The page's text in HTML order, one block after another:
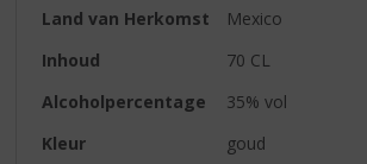
Land van Herkomst
Mexico
Inhoud
70 CL
Alcoholpercentage
35% vol
Kleur
goud